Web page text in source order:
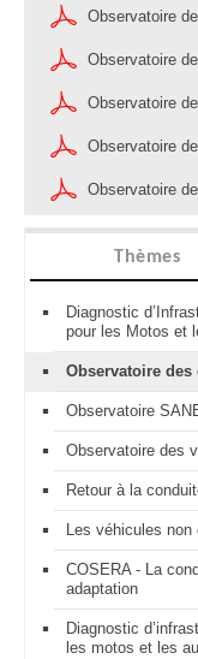
Observatoire
Observatoire
Observatoire
Observatoire
Observatoire
Thèmes
Diagnostic
pour les Motos et
Observatoire
Observatoire
Observatoire des
Retour à la
Les véhicules non
COSERA - La
adaptation
Diagnostic
les motos et les